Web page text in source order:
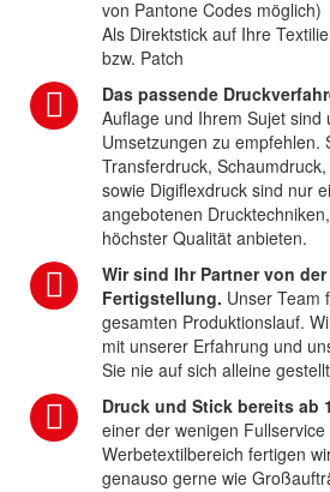
von Pantone Codes möglich)
Als Direktstick auf Ihre
bzw. Patch
Das passende
Auflage und Ihrem Sujet sind
Umsetzungen zu empfehlen.
Transferdruck,
sowie Digiflexdruck sind nur
angebotenen
höchster Qualität anbieten.
Wir sind Ihr Partner von
Fertigstellung. Unser Team
gesamten Produktionslauf.
mit unserer Erfahrung und
Sie nie auf sich alleine
Druck und Stick bereits ab
einer der wenigen
Werbetextilbereich fertigen
genauso gerne wie